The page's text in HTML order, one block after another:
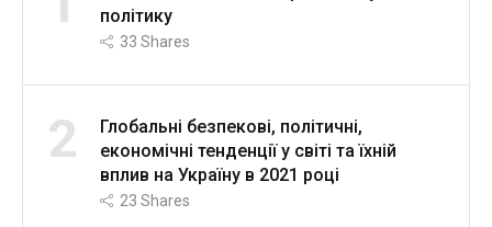
політику
33 Shares
2
Глобальні безпекові, політичні,
економічні тенденції у світі та їхній
вплив на Україну в 2021 році
23 Shares